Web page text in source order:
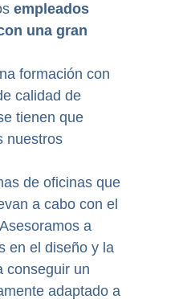
empleados
una gran
formación con
calidad de
tienen que
nuestros
de oficinas que
a cabo con el
a
en el diseño y la
conseguir un
adaptado a